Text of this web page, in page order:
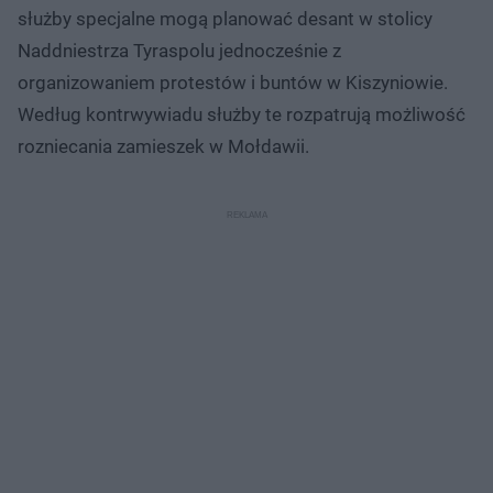
służby specjalne mogą planować desant w stolicy
Naddniestrza Tyraspolu jednocześnie z
organizowaniem protestów i buntów w Kiszyniowie.
Według kontrwywiadu służby te rozpatrują możliwość
rozniecania zamieszek w Mołdawii.